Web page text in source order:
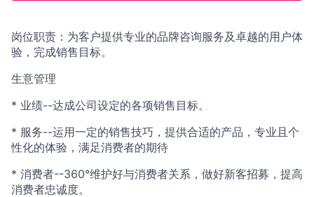
岗位职责：为客户提供专业的品牌咨询服务及卓越的用户体
验，完成销售目标。
生意管理
* 业绩--达成公司设定的各项销售目标。
* 服务--运用一定的销售技巧，提供合适的产品，专业且个
性化的体验，满足消费者的期待
* 消费者--360°维护好与消费者关系，做好新客招募，提高
消费者忠诚度。